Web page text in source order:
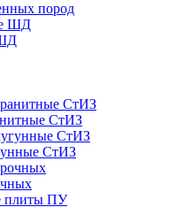
пород
СтИЗ
СтИЗ